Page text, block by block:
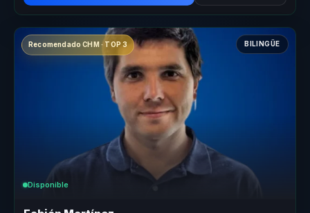
Recomendado CHM · TOP 3 BILINGÜE
Disponible